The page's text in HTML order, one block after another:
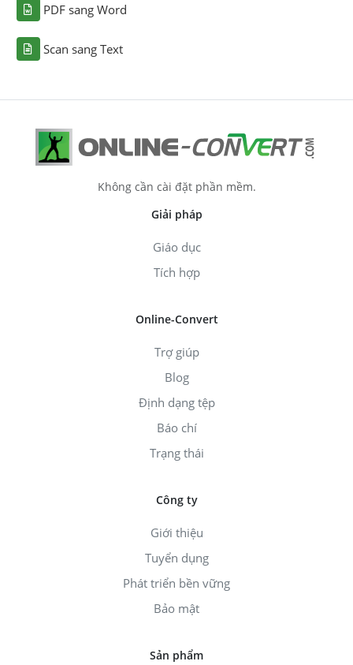
PDF sang Word
Scan sang Text
Không cần cài đặt phần mềm.
Giải pháp
Giáo dục
Tích hợp
Online-Convert
Trợ giúp
Blog
Định dạng tệp
Báo chí
Trạng thái
Công ty
Giới thiệu
Tuyển dụng
Phát triển bền vững
Bảo mật
Sản phẩm